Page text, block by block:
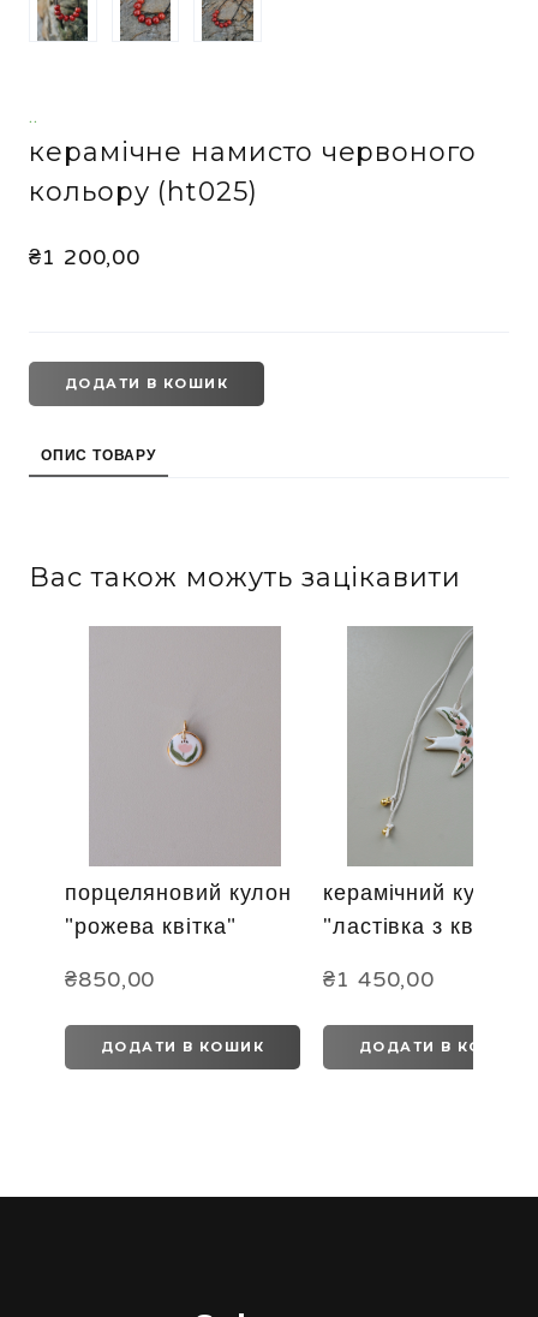
..
керамічне намисто червоного
кольору (ht025)
₴1 200,00
ДОДАТИ В КОШИК
ОПИС ТОВАРУ
Вас також можуть зацікавити
порцеляновий кулон
"рожева квітка"
₴850,00
ДОДАТИ В КОШИК
керамічний кулон
"ластівка з
₴1 450,00
ДОДАТИ В КОШИК